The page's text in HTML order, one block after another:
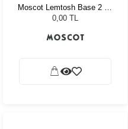
Moscot Lemtosh Base 2 49
Black Ny Rose
0,00 TL